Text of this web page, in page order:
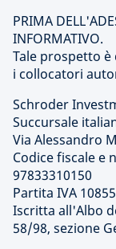
PRIMA
INFORMATIVO.
Tale prospetto
i collocatori
Schroder
Succursale
Via Alessandro
Codice fiscale e
97833310150
Partita IVA
Iscritta all'Albo
58/98, sezione